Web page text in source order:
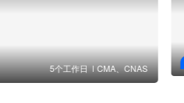
5个工作日 CMA、CNAS